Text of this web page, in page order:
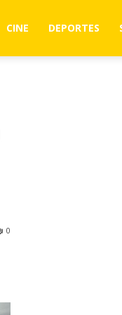
CINE DEPORTES
0